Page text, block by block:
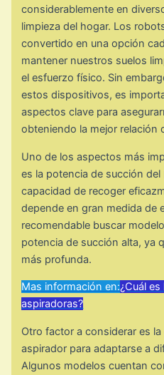
considerablemente en
limpieza del hogar. Los
convertido en una opción
mantener nuestros suelos
el esfuerzo físico. Sin
estos dispositivos, es
aspectos clave para
obteniendo la mejor relación
Uno de los aspectos más
es la potencia de succión
capacidad de recoger
depende en gran medida de
recomendable buscar
potencia de succión alta, ya
más profunda.
Mas información en:¿Cuál
aspiradoras?
Otro factor a considerar es
aspirador para adaptarse a
Algunos modelos cuentan